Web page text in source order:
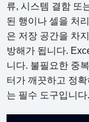
류, 시스템 결함 또
된 행이나 셀을 처
은 저장 공간을 차
방해가 됩니다.
니다. 불필요한 중
터가 깨끗하고 정
는 필수 도구입니다.